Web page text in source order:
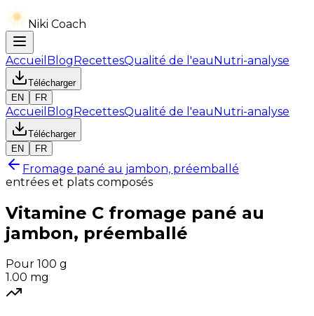
Niki Coach
Accueil BlogRecettesQualité de l'eauNutri-analyse
Télécharger
EN
FR
Accueil BlogRecettesQualité de l'eauNutri-analyse
Télécharger
EN
FR
Fromage pané au jambon, préemballé
entrées et plats composés
Vitamine C fromage pané au
jambon, préemballé
Pour 100 g
1.00 mg